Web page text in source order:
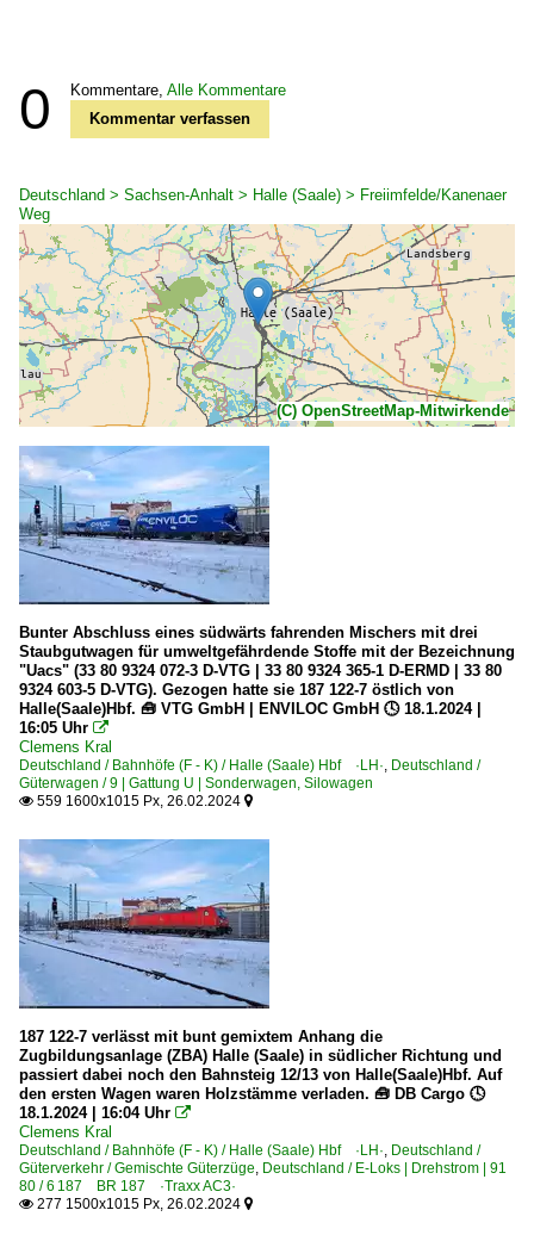
0 Kommentare, Alle Kommentare
Kommentar verfassen
Deutschland > Sachsen-Anhalt > Halle (Saale) > Freiimfelde/Kanenaer
Weg
(C) OpenStreetMap-Mitwirkende
Bunter Abschluss eines südwärts fahrenden Mischers mit drei
Staubgutwagen für umweltgefährdende Stoffe mit der Bezeichnung
"Uacs" (33 80 9324 072-3 D-VTG | 33 80 9324 365-1 D-ERMD | 33 80
9324 603-5 D-VTG). Gezogen hatte sie 187 122-7 östlich von
Halle(Saale)Hbf. 🧰 VTG GmbH | ENVILOC GmbH 🕓 18.1.2024 |
16:05 Uhr 
Clemens Kral
Deutschland / Bahnhöfe (F - K) / Halle (Saale) Hbf ·LH·, Deutschland /
Güterwagen / 9 | Gattung U | Sonderwagen, Silowagen
 559 1600x1015 Px, 26.02.2024 
187 122-7 verlässt mit bunt gemixtem Anhang die
Zugbildungsanlage (ZBA) Halle (Saale) in südlicher Richtung und
passiert dabei noch den Bahnsteig 12/13 von Halle(Saale)Hbf. Auf
den ersten Wagen waren Holzstämme verladen. 🧰 DB Cargo 🕓
18.1.2024 | 16:04 Uhr 
Clemens Kral
Deutschland / Bahnhöfe (F - K) / Halle (Saale) Hbf ·LH·, Deutschland /
Güterverkehr / Gemischte Güterzüge, Deutschland / E-Loks | Drehstrom | 91
80 / 6 187 BR 187 ·Traxx AC3·
 277 1500x1015 Px, 26.02.2024 